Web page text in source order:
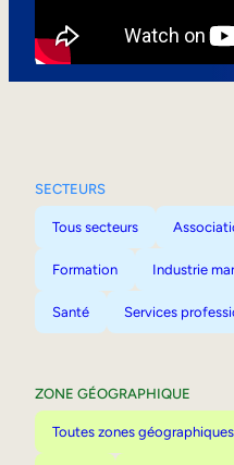
SECTEURS
Tous secteurs
Formation Industrie
Santé Services
ZONE GÉOGRAPHIQUE
Toutes zones géographiques